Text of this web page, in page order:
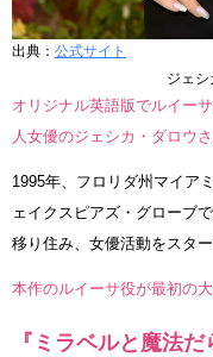
出典： 公式サイト
ジェシ
オリジナル英語版でルイー
人女優のジェシカ・ダロウさ
1995年、フロリダ州マイア
ェイクスピアズ・グローブ
移り住み、女優活動をスター
本作のルイーサ役が最初の
『ミラベルと魔法